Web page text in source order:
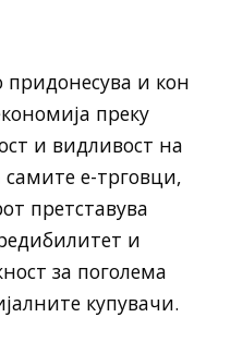
придонесува и кон
преку
и видливост на
е-трговци,
претставува
и
за поголема
купувачи.